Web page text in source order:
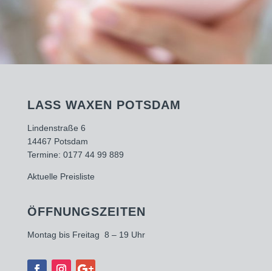
LASS WAXEN POTSDAM
Lindenstraße 6
14467 Potsdam
Termine: 0177 44 99 889
Aktuelle Preisliste
ÖFFNUNGSZEITEN
Montag bis Freitag 8 – 19 Uhr